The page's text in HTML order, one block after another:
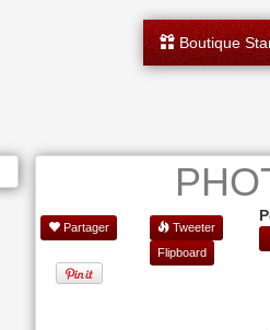
Boutique
Partager
Tweeter
Flipboard